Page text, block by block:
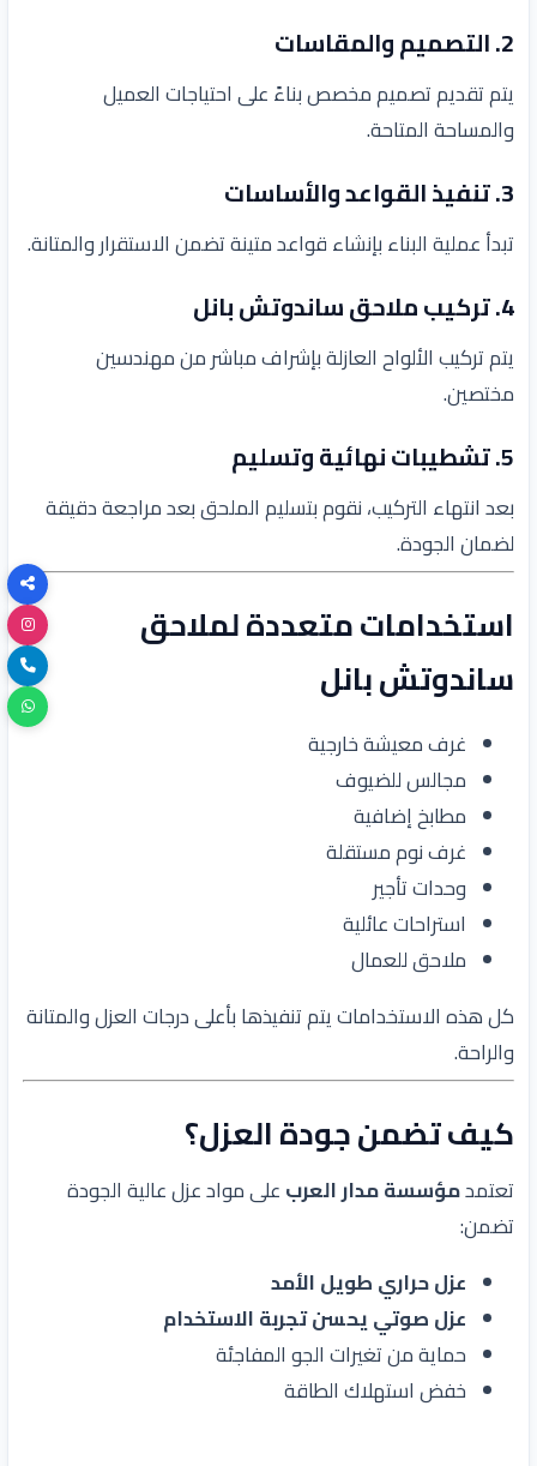
2. التصميم والمقاسات
يتم تقديم تصميم مخصص بناءً على احتياجات العميل
والمساحة المتاحة.
3. تنفيذ القواعد والأساسات
تبدأ عملية البناء بإنشاء قواعد متينة تضمن الاستقرار والمتانة.
4. تركيب ملاحق ساندوتش بانل
يتم تركيب الألواح العازلة بإشراف مباشر من مهندسين
مختصين.
5. تشطيبات نهائية وتسليم
بعد انتهاء التركيب، نقوم بتسليم الملحق بعد مراجعة دقيقة
لضمان الجودة.
استخدامات متعددة لملاحق
ساندوتش بانل
غرف معيشة خارجية
مجالس للضيوف
مطابخ إضافية
غرف نوم مستقلة
وحدات تأجير
استراحات عائلية
ملاحق للعمال
كل هذه الاستخدامات يتم تنفيذها بأعلى درجات العزل والمتانة
والراحة.
كيف تضمن جودة العزل؟
تعتمدمؤسسة مدار العربعلى مواد عزل عالية الجودة
تضمن:
عزل حراري طويل الأمد
عزل صوتي يحسن تجربة الاستخدام
حماية من تغيرات الجو المفاجئة
خفض استهلاك الطاقة